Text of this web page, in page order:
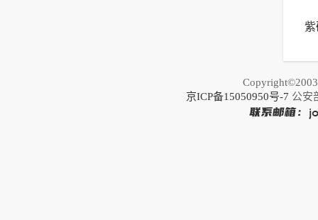
推
紫
京ICP备15050950号-7 公安